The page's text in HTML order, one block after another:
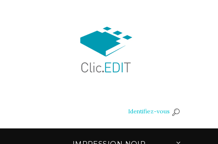
Identifiez-vous